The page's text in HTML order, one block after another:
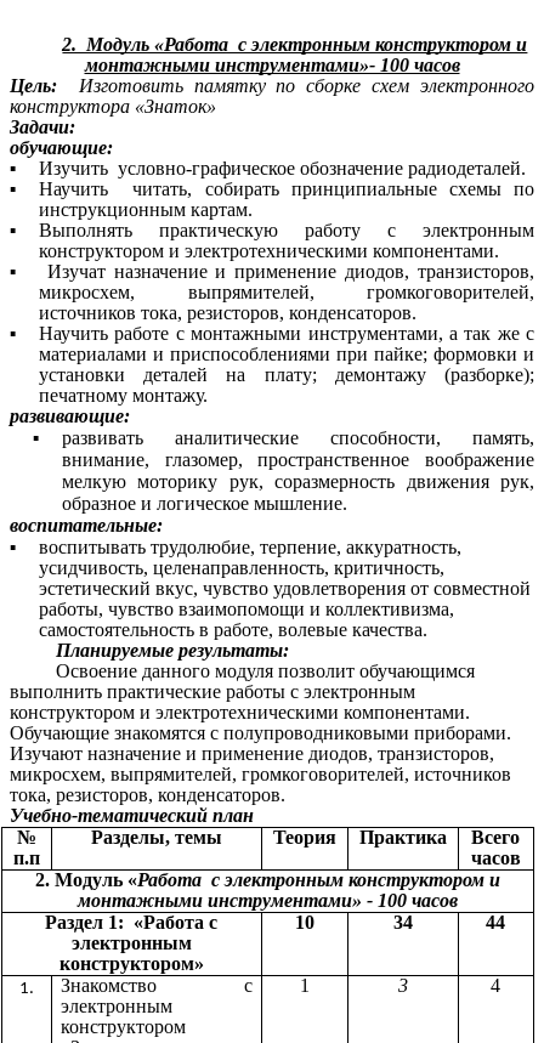
2. Модуль «Работа с электронным конструктором и
монтажными инструментами»- 100 часов
Цель:
Изготовить памятку по сборке схем электронного
конструктора «Знаток»
Задачи:
обучающие:
Изучить условно-графическое обозначение радиодеталей.
Научить читать, собирать принципиальные схемы по
инструкционным картам.
Выполнять практическую работу с электронным
конструктором и электротехническими компонентами.
Изучат назначение и применение диодов, транзисторов,
микросхем, выпрямителей, громкоговорителей,
источников тока, резисторов, конденсаторов.
Научить работе с монтажными инструментами, а так же с
материалами и приспособлениями при пайке; формовки и
установки деталей на плату; демонтажу (разборке);
печатному монтажу.
развивающие:
развивать аналитические способности, память,
внимание, глазомер, пространственное воображение
мелкую моторику рук, соразмерность движения рук,
образное и логическое мышление.
воспитательные:
воспитывать трудолюбие, терпение, аккуратность,
усидчивость, целенаправленность, критичность,
эстетический вкус, чувство удовлетворения от совместной
работы, чувство взаимопомощи и коллективизма,
самостоятельность в работе, волевые качества.
Планируемые результаты:
Освоение данного модуля позволит обучающимся
выполнить практические работы с электронным
конструктором и электротехническими компонентами.
Обучающие знакомятся с полупроводниковыми приборами.
Изучают назначение и применение диодов, транзисторов,
микросхем, выпрямителей, громкоговорителей, источников
тока, резисторов, конденсаторов.
Учебно-тематический план
№
п.п
Разделы, темы Теория Практика
Всего
часов
2. Модуль «Работа с электронным конструктором и
монтажными инструментами» - 100 часов
Раздел 1: «Работа с
электронным
конструктором»
10 34 44
Знакомство с
электронным
конструктором
1 3 4